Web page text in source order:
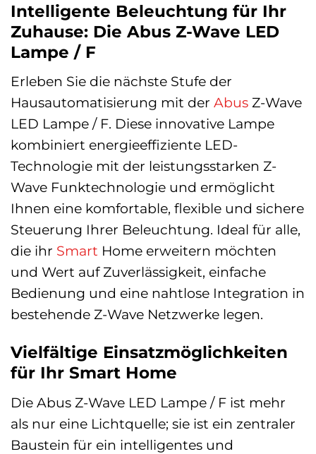
Intelligente Beleuchtung für Ihr
Zuhause: Die Abus Z-Wave LED
Lampe / F
Erleben Sie die nächste Stufe der
Hausautomatisierung mit der Abus Z-Wave
LED Lampe / F. Diese innovative Lampe
kombiniert energieeffiziente LED-
Technologie mit der leistungsstarken Z-
Wave Funktechnologie und ermöglicht
Ihnen eine komfortable, flexible und sichere
Steuerung Ihrer Beleuchtung. Ideal für alle,
die ihr Smart Home erweitern möchten
und Wert auf Zuverlässigkeit, einfache
Bedienung und eine nahtlose Integration in
bestehende Z-Wave Netzwerke legen.
Vielfältige Einsatzmöglichkeiten
für Ihr Smart Home
Die Abus Z-Wave LED Lampe / F ist mehr
als nur eine Lichtquelle; sie ist ein zentraler
Baustein für ein intelligentes und